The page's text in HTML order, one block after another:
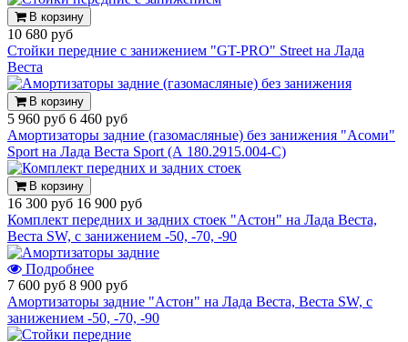
В корзину
10 680 руб
Стойки передние с занижением "GT-PRO" Street на Лада
Веста
В корзину
5 960 руб 6 460 руб
Амортизаторы задние (газомасляные) без занижения "Асоми"
Sport на Лада Веста Sport (А 180.2915.004-С)
В корзину
16 300 руб 16 900 руб
Комплект передних и задних стоек "Астон" на Лада Веста,
Веста SW, с занижением -50, -70, -90
Подробнее
7 600 руб 8 900 руб
Амортизаторы задние "Астон" на Лада Веста, Веста SW, с
занижением -50, -70, -90